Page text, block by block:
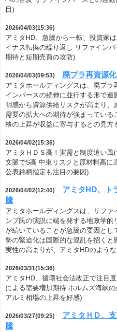
目)
2026/04/03(15:36)
アミタHD、急騰から一転、投資家
イナス転換の繰り返し リファイン
期待と短期売買の攻防)
2026/04/03(09:53) 廃プラ再資源
アミタホールディングスは、廃プ
インバースの続伸に並行する形で
明感から資源供給リスクが高まり
需要の拡大への期待が強まってい
格の上昇が収益に寄与するとの見
2026/04/02(15:36)
アミタＨＤＳ高！実需と制度追い
文脈でS高 中東リスクと原材料高に
公表銘柄指定も注目の要因)
2026/04/02(12:40)
アミタHD、ト
騰
アミタホールディングスは、リファ
ンプ氏の演説に端を発する地政学的
が続いていることが急騰の要因と
勢の緊迫化は国際的な混乱を招く
実性の高まりが、アミタHDのよう
2026/03/31(15:36)
アミタHD、循環社会法改正で注目
による需要増加期待 ホルムズ海峡
アルミ相場の上昇を好感)
2026/03/27(09:25)
アミタＨＤ、
騰